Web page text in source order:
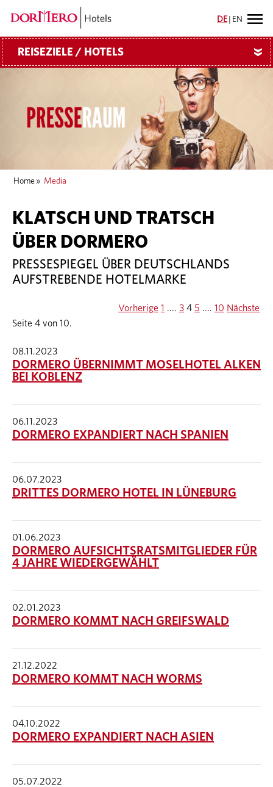
DE EN
REISEZIELE / HOTELS »
Home » Media
KLATSCH UND TRATSCH
ÜBER DORMERO
PRESSESPIEGEL ÜBER DEUTSCHLANDS
AUFSTREBENDE HOTELMARKE
Seite 4 von 10.
Vorherige 1 .... 3 4 5 .... 10 Nächste
08.11.2023
DORMERO ÜBERNIMMT MOSELHOTEL ALKEN
BEI KOBLENZ
06.11.2023
DORMERO EXPANDIERT NACH SPANIEN
06.07.2023
DRITTES DORMERO HOTEL IN LÜNEBURG
01.06.2023
DORMERO AUFSICHTSRATSMITGLIEDER FÜR
4 JAHRE WIEDERGEWÄHLT
02.01.2023
DORMERO KOMMT NACH GREIFSWALD
21.12.2022
DORMERO KOMMT NACH WORMS
04.10.2022
DORMERO EXPANDIERT NACH ASIEN
05.07.2022